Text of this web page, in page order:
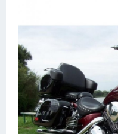
Разное
Автомобили
Красивые фото машин
УРАЛ